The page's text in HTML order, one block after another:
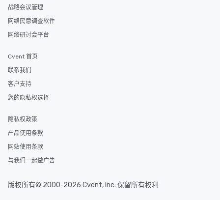
战略会议管理
网络民意调查软件
网络研讨会平台
Cvent 首页
联系我们
客户支持
您的隐私权选择
隐私权政策
产品使用条款
网站使用条款
与我们一起做广告
版权所有© 2000-2026 Cvent, Inc. 保留所有权利